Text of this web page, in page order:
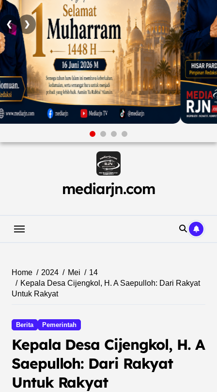
❮ ❯
Skip
mediarjn.com
Home 2024 Mei
14
Kepala Desa Cijengkol, H. A Saepulloh: Dari Rakyat
Untuk Rakyat
Berita Pemerintah
Kepala Desa Cijengkol, H. A
Saepulloh: Dari Rakyat
Untuk Rakyat